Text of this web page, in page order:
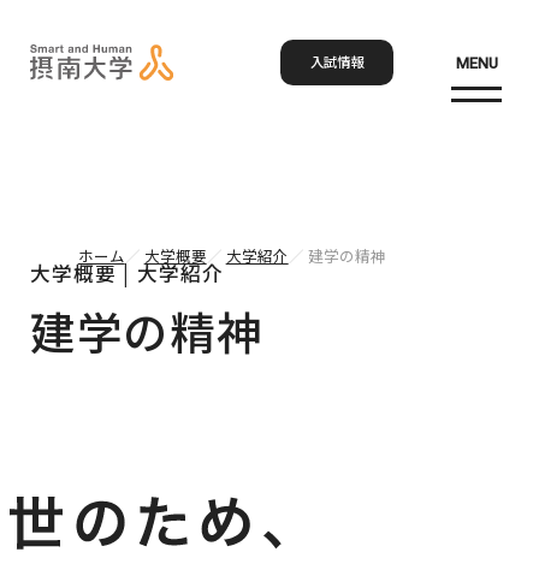
MENU
入試情報
ホーム
学びの特色
学部・大学院トップ
研究・社会連携
ホーム 大学概要 大学紹介 建学の精神
大学概要 | 大学紹介
建学の精神